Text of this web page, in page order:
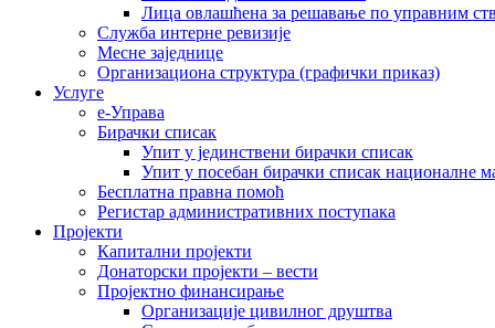
Лица овлашћена за решавање по управним
Служба интерне ревизије
Месне заједнице
Организациона структура (графички приказ)
Услуге
е-Управа
Бирачки списак
Упит у јединствени бирачки списак
Упит у посебан бирачки списак националне
Бесплатна правна помоћ
Регистар административних поступака
Пројекти
Капитални пројекти
Донаторски пројекти – вести
Пројектно финансирање
Организације цивилног друштва